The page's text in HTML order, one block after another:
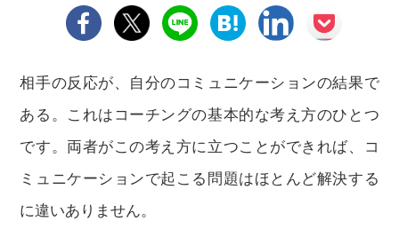
相手の反応が、自分のコミュニケーションの結果で
ある。これはコーチングの基本的な考え方のひとつ
です。両者がこの考え方に立つことができれば、コ
ミュニケーションで起こる問題はほとんど解決する
に違いありません。